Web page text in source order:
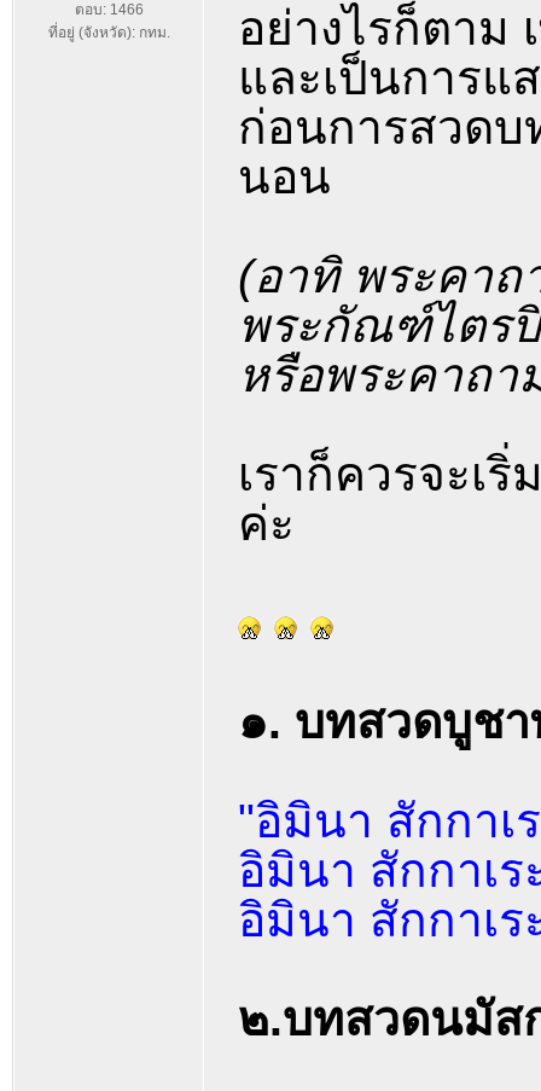
ตอบ: 1466
ที่อยู่ (จังหวัด): กทม.
อย่างไรก็ตาม
และเป็นการแ
ก่อนการสวดบ
นอน
(อาทิ พระคา
พระกัณฑ์ไตร
หรือพระคาถา
เราก็ควรจะเ
ค่ะ
๑. บทสวดบูช
"อิมินา สักกาเ
อิมินา สักกาเ
อิมินา สักกาเ
๒.บทสวดนมัส